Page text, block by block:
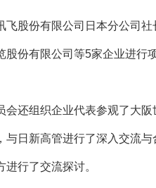
份有限公司日本分公司社
份有限公司等5家企业进行
组织企业代表参观了大阪
日新高管进行了深入交流
行了交流探讨。